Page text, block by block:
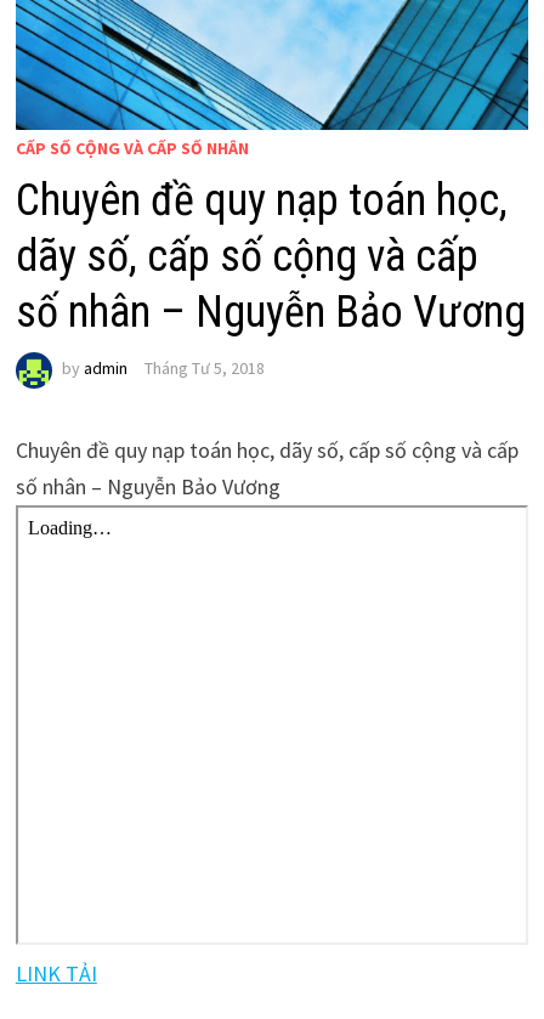
CẤP SỐ CỘNG VÀ CẤP SỐ NHÂN
Chuyên đề quy nạp toán học,
dãy số, cấp số cộng và cấp
số nhân – Nguyễn Bảo Vương
by admin Tháng Tư 5, 2018
Chuyên đề quy nạp toán học, dãy số, cấp số cộng và cấp
số nhân – Nguyễn Bảo Vương
LINK TẢI